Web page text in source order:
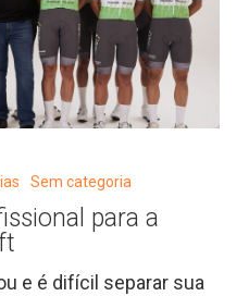
Sem categoria
para a
e é difícil separar sua